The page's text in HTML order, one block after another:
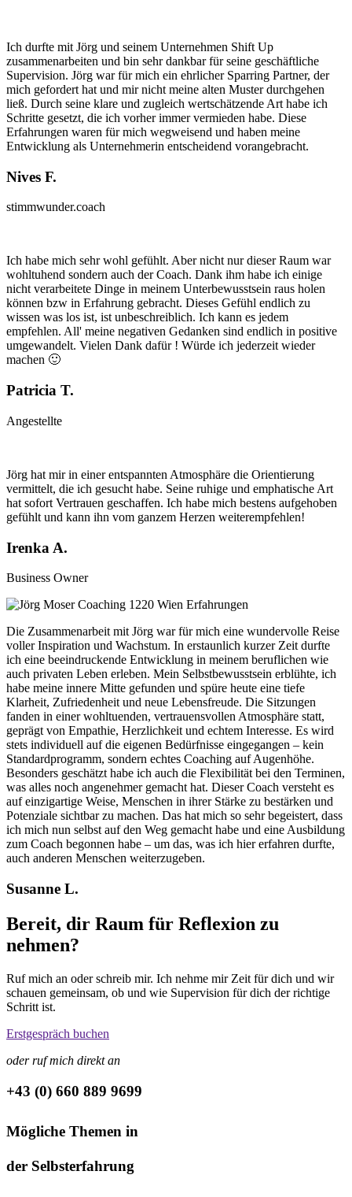
Ich durfte mit Jörg und seinem Unternehmen Shift Up
zusammenarbeiten und bin sehr dankbar für seine geschäftliche
Supervision. Jörg war für mich ein ehrlicher Sparring Partner, der
mich gefordert hat und mir nicht meine alten Muster durchgehen
ließ. Durch seine klare und zugleich wertschätzende Art habe ich
Schritte gesetzt, die ich vorher immer vermieden habe. Diese
Erfahrungen waren für mich wegweisend und haben meine
Entwicklung als Unternehmerin entscheidend vorangebracht.
Nives F.
stimmwunder.coach
Ich habe mich sehr wohl gefühlt. Aber nicht nur dieser Raum war
wohltuhend sondern auch der Coach. Dank ihm habe ich einige
nicht verarbeitete Dinge in meinem Unterbewusstsein raus holen
können bzw in Erfahrung gebracht. Dieses Gefühl endlich zu
wissen was los ist, ist unbeschreiblich. Ich kann es jedem
empfehlen. All' meine negativen Gedanken sind endlich in positive
umgewandelt. Vielen Dank dafür ! Würde ich jederzeit wieder
machen 🙂
Patricia T.
Angestellte
Jörg hat mir in einer entspannten Atmosphäre die Orientierung
vermittelt, die ich gesucht habe. Seine ruhige und emphatische Art
hat sofort Vertrauen geschaffen. Ich habe mich bestens aufgehoben
gefühlt und kann ihn vom ganzem Herzen weiterempfehlen!
Irenka A.
Business Owner
Die Zusammenarbeit mit Jörg war für mich eine wundervolle Reise
voller Inspiration und Wachstum. In erstaunlich kurzer Zeit durfte
ich eine beeindruckende Entwicklung in meinem beruflichen wie
auch privaten Leben erleben. Mein Selbstbewusstsein erblühte, ich
habe meine innere Mitte gefunden und spüre heute eine tiefe
Klarheit, Zufriedenheit und neue Lebensfreude. Die Sitzungen
fanden in einer wohltuenden, vertrauensvollen Atmosphäre statt,
geprägt von Empathie, Herzlichkeit und echtem Interesse. Es wird
stets individuell auf die eigenen Bedürfnisse eingegangen – kein
Standardprogramm, sondern echtes Coaching auf Augenhöhe.
Besonders geschätzt habe ich auch die Flexibilität bei den Terminen,
was alles noch angenehmer gemacht hat. Dieser Coach versteht es
auf einzigartige Weise, Menschen in ihrer Stärke zu bestärken und
Potenziale sichtbar zu machen. Das hat mich so sehr begeistert, dass
ich mich nun selbst auf den Weg gemacht habe und eine Ausbildung
zum Coach begonnen habe – um das, was ich hier erfahren durfte,
auch anderen Menschen weiterzugeben.
Susanne L.
Bereit, dir Raum für Reflexion zu
nehmen?
Ruf mich an oder schreib mir. Ich nehme mir Zeit für dich und wir
schauen gemeinsam, ob und wie Supervision für dich der richtige
Schritt ist.
Erstgespräch buchen
oder ruf mich direkt an
+43 (0) 660 889 9699
Mögliche Themen in
der Selbsterfahrung